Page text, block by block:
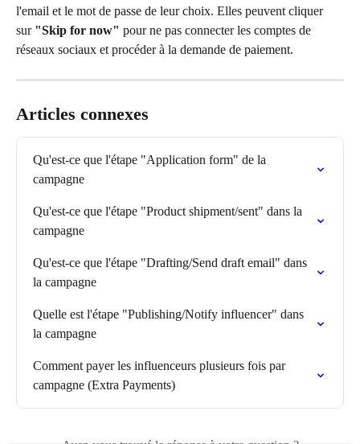
l'email et le mot de passe de leur choix. Elles peuvent cliquer
sur "Skip for now" pour ne pas connecter les comptes de
réseaux sociaux et procéder à la demande de paiement.
Articles connexes
Qu'est-ce que l'étape "Application form" de la
campagne
Qu'est-ce que l'étape "Product shipment/sent" dans la
campagne
Qu'est-ce que l'étape "Drafting/Send draft email" dans
la campagne
Quelle est l'étape "Publishing/Notify influencer" dans
la campagne
Comment payer les influenceurs plusieurs fois par
campagne (Extra Payments)